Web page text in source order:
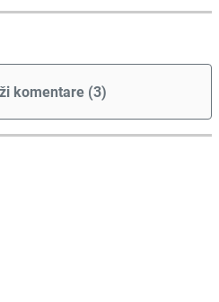
komentare (3)